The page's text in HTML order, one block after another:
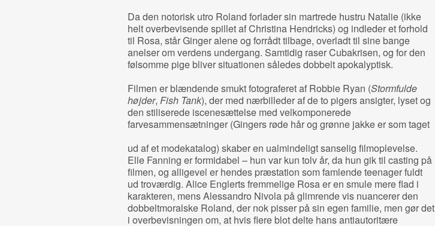
Da den notorisk utro Roland forlader sin martrede hustru Natalie (ikke
helt overbevisende spillet af Christina Hendricks) og indleder et forhold
til Rosa, står Ginger alene og forrådt tilbage, overladt til sine bange
anelser om verdens undergang. Samtidig raser Cubakrisen, og for den
følsomme pige bliver situationen således dobbelt apokalyptisk.
Filmen er blændende smukt fotograferet af Robbie Ryan (Stormfulde
højder, Fish Tank), der med nærbilleder af de to pigers ansigter, lyset og
den stiliserede iscenesættelse med velkomponerede
farvesammensætninger (Gingers røde hår og grønne jakke er som taget
ud af et modekatalog) skaber en ualmindeligt sanselig filmoplevelse.
Elle Fanning er formidabel – hun var kun tolv år, da hun gik til casting på
filmen, og alligevel er hendes præstation som famlende teenager fuldt
ud troværdig. Alice Englerts fremmelige Rosa er en smule mere flad i
karakteren, mens Alessandro Nivola på glimrende vis nuancerer den
dobbeltmoralske Roland, der nok pisser på sin egen familie, men gør det
i overbevisningen om, at hvis flere blot delte hans antiautoritære